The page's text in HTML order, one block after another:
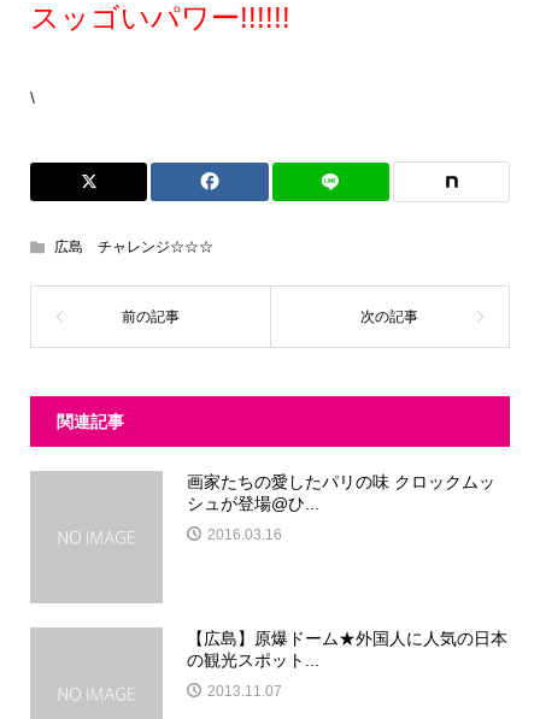
スッゴいパワー!!!!!!
\
広島 チャレンジ☆☆☆
関連記事
画家たちの愛したパリの味 クロックムッ
シュが登場@ひ...
2016.03.16
【広島】原爆ドーム★外国人に人気の日本
の観光スポット...
2013.11.07